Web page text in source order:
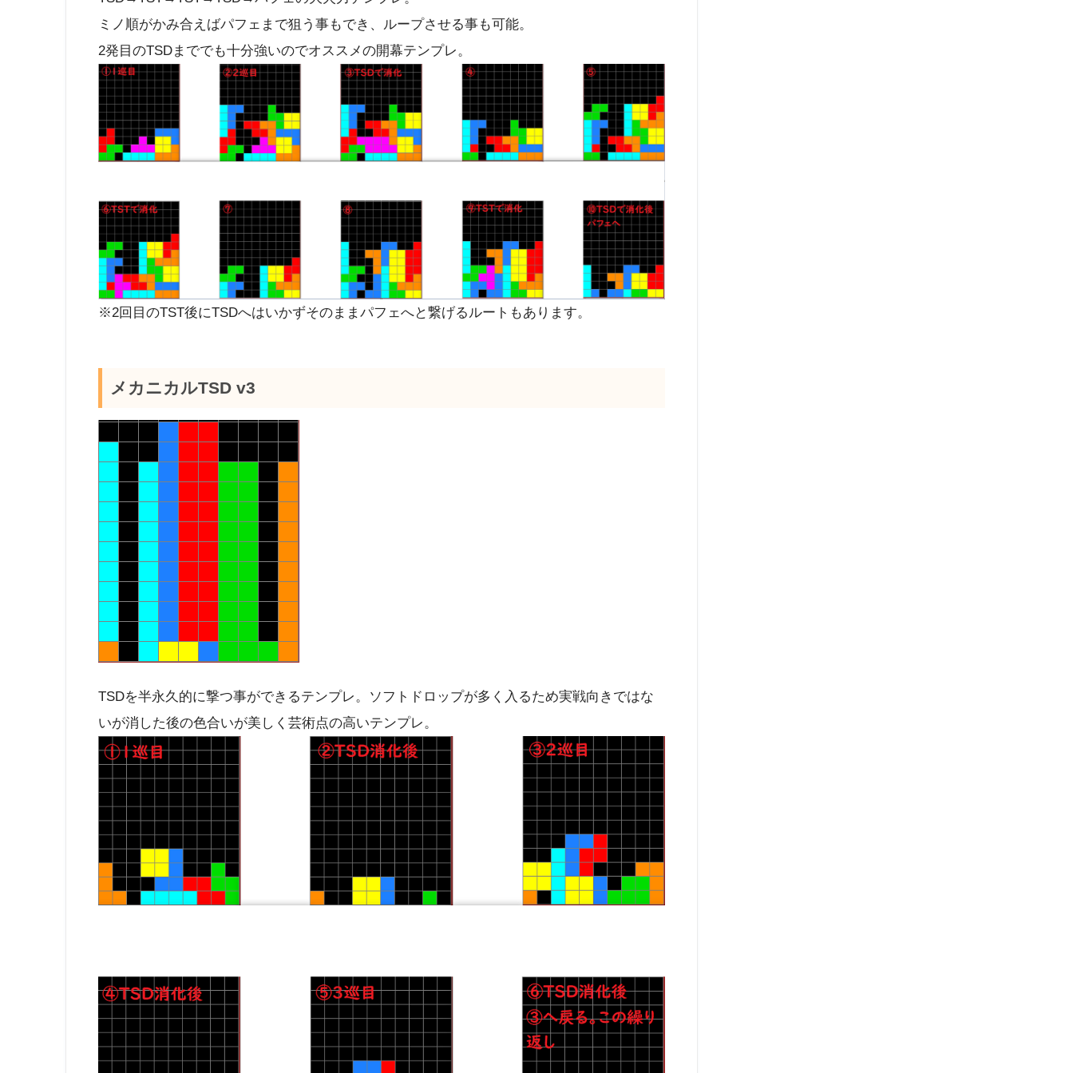
ミノ順がかみ合えばパフェまで狙う事もでき、ループさせる事も可能。
2発目のTSDまででも十分強いのでオススメの開幕テンプレ。
※2回目のTST後にTSDへはいかずそのままパフェへと繋げるルートもあります。
メカニカルTSD v3
TSDを半永久的に撃つ事ができるテンプレ。ソフトドロップが多く入るため実戦向きではな
いが消した後の色合いが美しく芸術点の高いテンプレ。